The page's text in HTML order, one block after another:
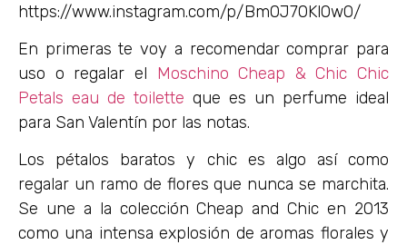
https://www.instagram.com/p/Bm0J70KlOwO/
En primeras te voy a recomendar comprar para
uso o regalar el Moschino Cheap & Chic Chic
Petals eau de toilette que es un perfume ideal
para San Valentín por las notas.
Los pétalos baratos y chic es algo así como
regalar un ramo de flores que nunca se marchita.
Se une a la colección Cheap and Chic en 2013
como una intensa explosión de aromas florales y